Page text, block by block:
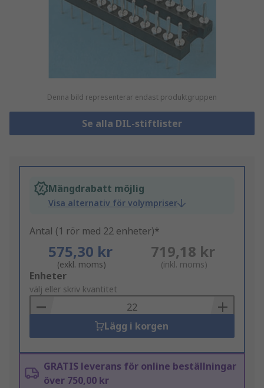
Denna bild representerar endast produktgruppen
Se alla DIL-stiftlister
Mängdrabatt möjlig
Visa alternativ för volympriser
Antal (1 rör med 22 enheter)*
575,30 kr
(exkl. moms)
719,18 kr
(inkl. moms)
Add
to
Basket
Enheter
välj eller skriv kvantitet
Lägg i korgen
GRATIS leverans för online beställningar
över 750,00 kr